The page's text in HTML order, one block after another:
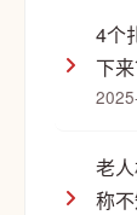
4个
下来
老
称